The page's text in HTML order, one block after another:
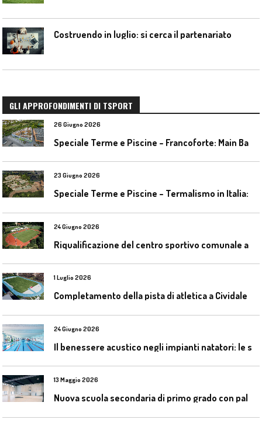
Costruendo in luglio: si cerca il partenariato
GLI APPROFONDIMENTI DI TSPORT
26 Giugno 2026
23 Giugno 2026
24 Giugno 2026
1 Luglio 2026
24 Giugno 2026
13 Maggio 2026